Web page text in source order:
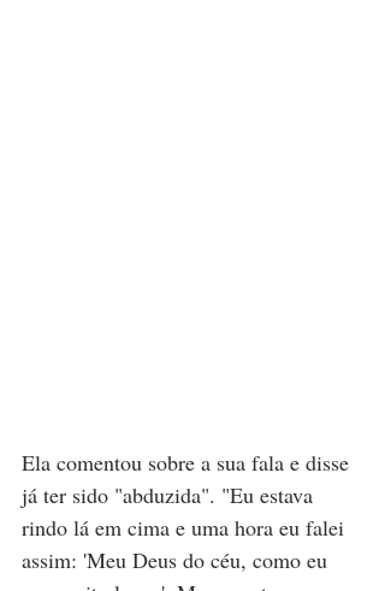
Ela comentou sobre a sua fala e disse
já ter sido "abduzida". "Eu estava
rindo lá em cima e uma hora eu falei
assim: 'Meu Deus do céu, como eu